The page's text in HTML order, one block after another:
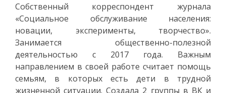
Собственный корреспондент журнала
«Социальное обслуживание населения:
новации, эксперименты, творчество».
Занимается общественно-полезной
деятельностью с 2017 года. Важным
направлением в своей работе считает помощь
семьям, в которых есть дети в трудной
жизненной ситуации. Создала 2 группы в ВК и